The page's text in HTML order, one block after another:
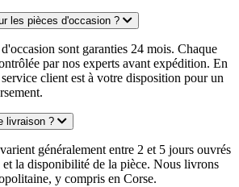
les pièces d'occasion ?
sont garanties 24 mois. Chaque
par nos experts avant expédition. En
client est à votre disposition pour un
livraison ?
généralement entre 2 et 5 jours ouvrés
la disponibilité de la pièce. Nous livrons
y compris en Corse.